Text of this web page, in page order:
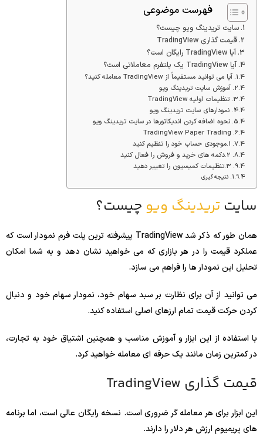
فهرست موضوعی
سایت تریدینگ ویو چیست؟
قیمت گذاری TradingView
آیا TradingView رایگان است؟
آیا TradingView یک پلتفرم معاملاتی است؟
آیا می توانید مستقیماً از TradingView معامله کنید؟
آموزش سایت تریدینگ ویو
تنظیمات اولیه TradingView
نمودارهای سایت تریدینگ ویو
نحوه اضافه کردن اندیکاتورها در سایت تریدینگ ویو
TradingView Paper Trading
1.موجودی حساب خود را تنظیم کنید
2.دکمه های خرید و فروش را فعال کنید
3.تنظیمات کمیسیون را تغییر دهید
نتیجه گیری
سایت تریدینگ ویو چیست؟
همان طور که ذکر شد TradingView پیشرفته ترین پلت فرم نمودار است که
عملکرد قیمت را در هر بازاری که می خواهید نشان دهد و به شما امکان
تحلیل این نمودار ها را فراهم می سازد.
می توانید از آن برای نظارت بر سبد سهام خود، نمودار سهام خود و دنبال
کردن حرکت قیمت تمام ارزهای اصلی استفاده کنید.
با استفاده از این ابزار و آموزش مناسب و همچنین اشتیاق خود به تجارت،
در کمترین زمان مانند یک حرفه ای معامله خواهید کرد.
قیمت گذاری TradingView
این ابزار برای هر معامله گر ضروری است. نسخه رایگان عالی است، اما برنامه
های پریمیوم ارزش هر دلار را دارند.